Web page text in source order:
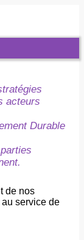
acteurs
Durable